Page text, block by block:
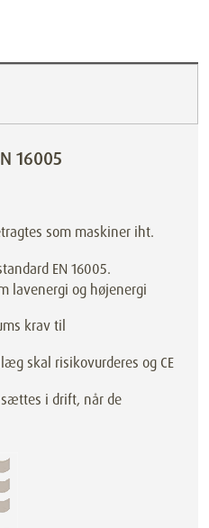
16005
som maskiner iht.
EN 16005.
lavenergi og højenergi
krav til
skal risikovurderes og CE
i drift, når de